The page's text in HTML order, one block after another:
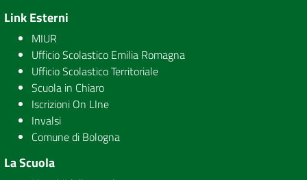
Link Esterni
MIUR
Ufficio Scolastico Emilia Romagna
Ufficio Scolastico Territoriale
Scuola in Chiaro
Iscrizioni On LIne
Invalsi
Comune di Bologna
La Scuola